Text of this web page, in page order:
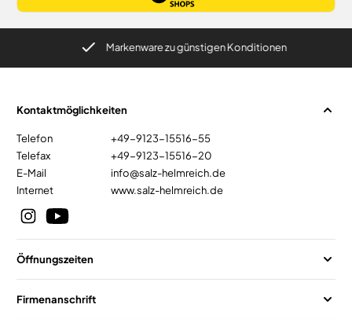
Markenware zu günstigen Konditionen
Kontaktmöglichkeiten
Telefon
+49-9123-15516-55
Telefax
+49-9123-15516-20
E-Mail
info@salz-helmreich.de
Internet
www.salz-helmreich.de
Öffnungszeiten
Firmenanschrift